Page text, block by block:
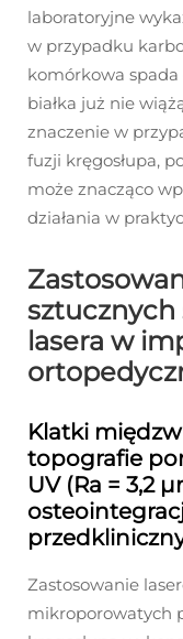
laboratoryjne
w przypadku
komórkowa spada
białka już nie
znaczenie w
fuzji kręgosłupa,
może znacząco
działania w
sztucznych
lasera w
Klatki
topografie
UV (Ra = 3,2
Zastosowanie
mikroporowatych